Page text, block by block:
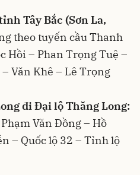
Tây Bắc (Sơn La,
theo tuyến cầu Thanh
Hồi – Phan Trọng Tuệ –
Văn Khê – Lê Trọng
đi Đại lộ Thăng Long:
Văn Đồng – Hồ
– Quốc lộ 32 – Tỉnh lộ